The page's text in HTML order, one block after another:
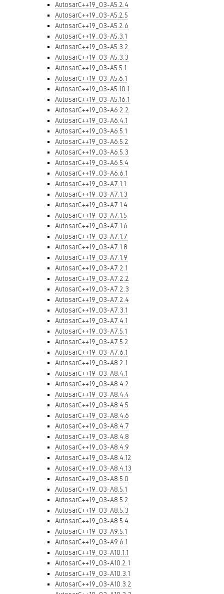
AutosarC++19_03-A5.2.4
AutosarC++19_03-A5.2.5
AutosarC++19_03-A5.2.6
AutosarC++19_03-A5.3.1
AutosarC++19_03-A5.3.2
AutosarC++19_03-A5.3.3
AutosarC++19_03-A5.5.1
AutosarC++19_03-A5.6.1
AutosarC++19_03-A5.10.1
AutosarC++19_03-A5.16.1
AutosarC++19_03-A6.2.2
AutosarC++19_03-A6.4.1
AutosarC++19_03-A6.5.1
AutosarC++19_03-A6.5.2
AutosarC++19_03-A6.5.3
AutosarC++19_03-A6.5.4
AutosarC++19_03-A6.6.1
AutosarC++19_03-A7.1.1
AutosarC++19_03-A7.1.3
AutosarC++19_03-A7.1.4
AutosarC++19_03-A7.1.5
AutosarC++19_03-A7.1.6
AutosarC++19_03-A7.1.7
AutosarC++19_03-A7.1.8
AutosarC++19_03-A7.1.9
AutosarC++19_03-A7.2.1
AutosarC++19_03-A7.2.2
AutosarC++19_03-A7.2.3
AutosarC++19_03-A7.2.4
AutosarC++19_03-A7.3.1
AutosarC++19_03-A7.4.1
AutosarC++19_03-A7.5.1
AutosarC++19_03-A7.5.2
AutosarC++19_03-A7.6.1
AutosarC++19_03-A8.2.1
AutosarC++19_03-A8.4.1
AutosarC++19_03-A8.4.2
AutosarC++19_03-A8.4.4
AutosarC++19_03-A8.4.5
AutosarC++19_03-A8.4.6
AutosarC++19_03-A8.4.7
AutosarC++19_03-A8.4.8
AutosarC++19_03-A8.4.9
AutosarC++19_03-A8.4.12
AutosarC++19_03-A8.4.13
AutosarC++19_03-A8.5.0
AutosarC++19_03-A8.5.1
AutosarC++19_03-A8.5.2
AutosarC++19_03-A8.5.3
AutosarC++19_03-A8.5.4
AutosarC++19_03-A9.5.1
AutosarC++19_03-A9.6.1
AutosarC++19_03-A10.1.1
AutosarC++19_03-A10.2.1
AutosarC++19_03-A10.3.1
AutosarC++19_03-A10.3.2